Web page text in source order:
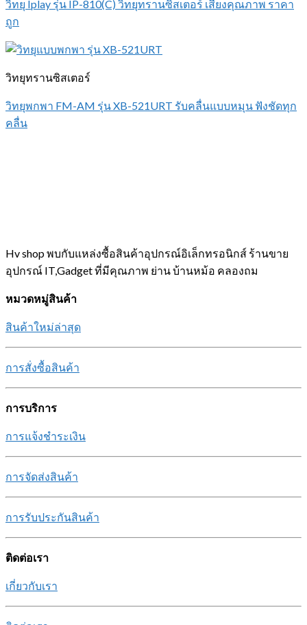
วิทยุ Iplay รุ่น IP-810(C) วิทยุทรานซิสเตอร์ เสียงคุณภาพ ราคา
ถูก
วิทยุทรานซิสเตอร์
วิทยุพกพา FM-AM รุ่น XB-521URT รับคลื่นแบบหมุน ฟังชัดทุก
คลื่น
Hv shop พบกับแหล่งซื้อสินค้าอุปกรณ์อิเล็กทรอนิกส์ ร้านขาย
อุปกรณ์ IT,Gadget ที่มีคุณภาพ ย่าน บ้านหม้อ คลองถม
หมวดหมู่สินค้า
สินค้าใหม่ล่าสุด
การสั่งซื้อสินค้า
การบริการ
การแจ้งชำระเงิน
การจัดส่งสินค้า
การรับประกันสินค้า
ติดต่อเรา
เกี่ยวกับเรา